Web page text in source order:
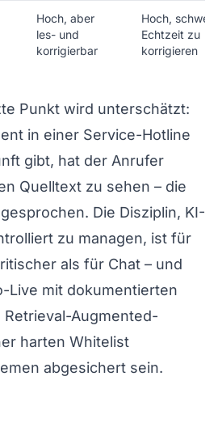
Hoch, aber
les- und
korrigierbar
Hoch, schwer
Echtzeit zu
korrigieren
Punkt wird unterschätzt:
in einer Service-Hotline
gibt, hat der Anrufer
Quelltext zu sehen – die
Die Disziplin, KI-
zu managen, ist für
als für Chat – und
Live mit dokumentierten
Augmented-
harten Whitelist
abgesichert sein.